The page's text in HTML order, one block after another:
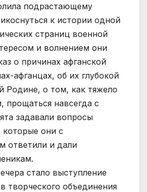
подрастающему
к истории одной
страниц военной
и волнением они
о причинах афганской
афганцах, об их глубокой
Родине, о том, как тяжело
прощаться навсегда с
задавали вопросы
которые они с
ответили и дали
стало выступление
творческого объединения